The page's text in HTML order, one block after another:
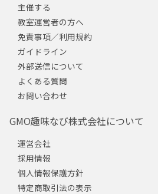
主催する
教室運営者の方へ
免責事項／利用規約
ガイドライン
外部送信について
よくある質問
お問い合わせ
GMO趣味なび株式会社について
運営会社
採用情報
個人情報保護方針
特定商取引法の表示